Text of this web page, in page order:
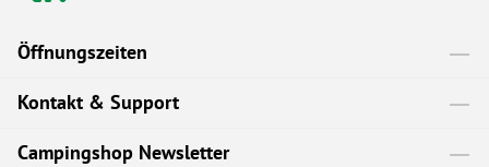
Öffnungszeiten
Kontakt & Support
Campingshop Newsletter